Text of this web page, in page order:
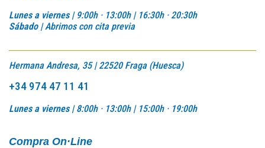
Lunes a viernes | 9:00h · 13:00h | 16:30h · 20:30h
Sábado |Abrimos con cita previa
Hermana Andresa, 35 | 22520 Fraga (Huesca)
+34 974 47 11 41
Lunes a viernes |8:00h · 13:00h | 15:00h · 19:00h
Compra On·Line